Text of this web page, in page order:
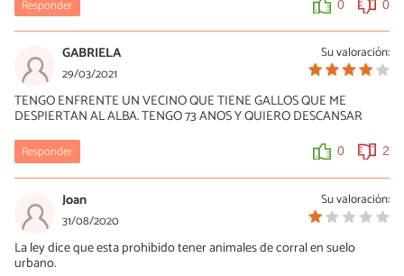
Responder 0 0
Su valoración:
GABRIELA
29/03/2021
TENGO ENFRENTE UN VECINO QUE TIENE GALLOS QUE ME
DESPIERTAN AL ALBA. TENGO 73 ANOS Y QUIERO DESCANSAR
Responder 0 2
Su valoración:
Joan
31/08/2020
La ley dice que esta prohibido tener animales de corral en suelo
urbano.